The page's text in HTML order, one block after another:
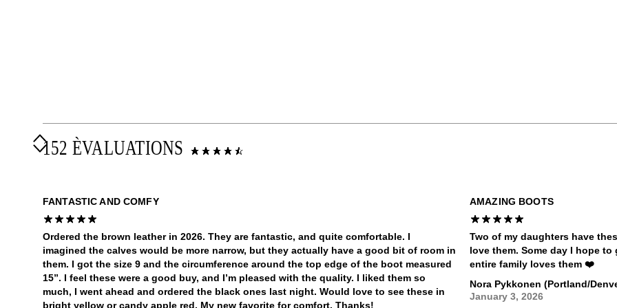
152 ÈVALUATIONS
FANTASTIC AND COMFY
Ordered the brown leather in 2026. They are fantastic, and quite comfortable. I
imagined the calves would be more narrow, but they actually have a good bit of room in
them. I got the size 9 and the circumference around the top edge of the boot measured
15”. I feel these were a good buy, and I’m pleased with the quality. I liked them so
much, I went ahead and ordered the black ones last night. Would love to see these in
bright yellow or candy apple red. My new favorite for comfort. Thanks!
AMAZING BOOTS
Two of my daughters have
love them. Some day I hope
entire family loves them ❤️
Nora Pykkonen (Portland/
January 3, 2026